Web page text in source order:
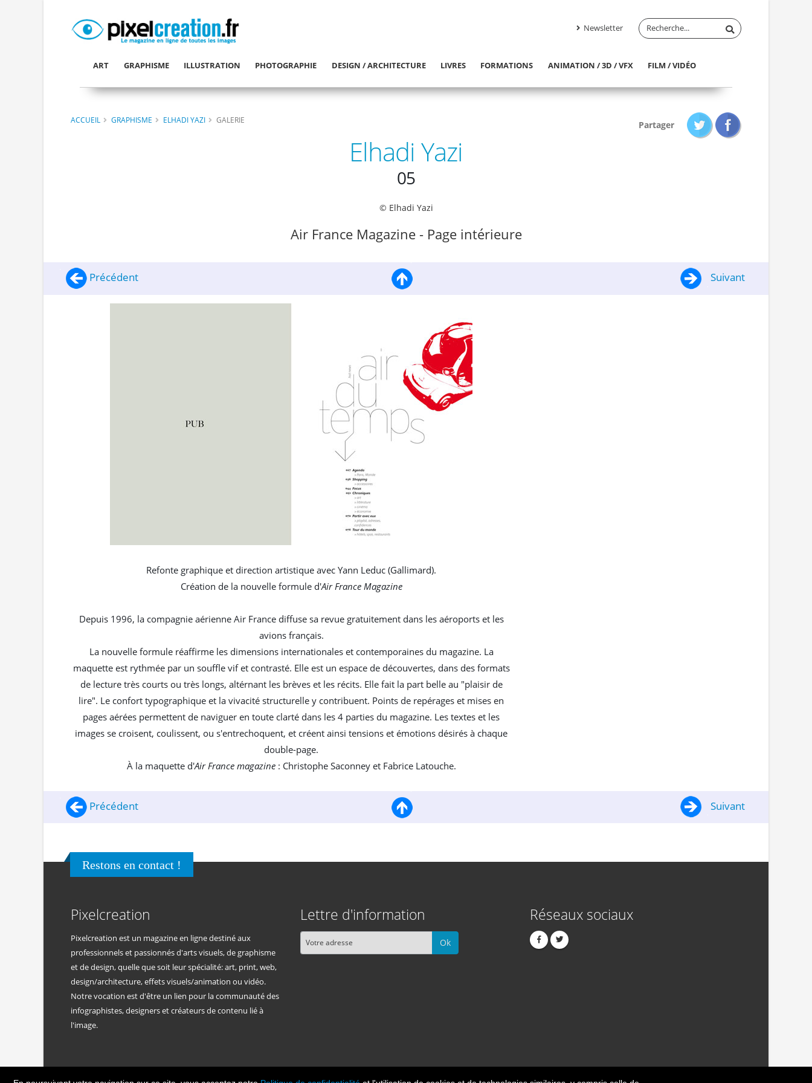
Newsletter
ART GRAPHISME ILLUSTRATION PHOTOGRAPHIE DESIGN / ARCHITECTURE LIVRES FORMATIONS ANIMATION / 3D / VFX FILM / VIDÉO
ACCUEIL GRAPHISME ELHADI YAZI GALERIE Partager
Elhadi Yazi
05
© Elhadi Yazi
Air France Magazine - Page intérieure
Précédent Suivant
Refonte graphique et direction artistique avec Yann Leduc (Gallimard).
Création de la nouvelle formule d'Air France Magazine
Depuis 1996, la compagnie aérienne Air France diffuse sa revue gratuitement dans les aéroports et les
avions français.
La nouvelle formule réaffirme les dimensions internationales et contemporaines du magazine. La
maquette est rythmée par un souffle vif et contrasté. Elle est un espace de découvertes, dans des formats
de lecture très courts ou très longs, altérnant les brèves et les récits. Elle fait la part belle au "plaisir de
lire". Le confort typographique et la vivacité structurelle y contribuent. Points de repérages et mises en
pages aérées permettent de naviguer en toute clarté dans les 4 parties du magazine. Les textes et les
images se croisent, coulissent, ou s'entrechoquent, et créent ainsi tensions et émotions désirés à chaque
double-page.
À la maquette d'Air France magazine: Christophe Saconney et Fabrice Latouche.
Précédent Suivant
Restons en contact !
Pixelcreation
Pixelcreation est un magazine en ligne destiné aux
professionnels et passionnés d'arts visuels, de graphisme
et de design, quelle que soit leur spécialité: art, print, web,
design/architecture, effets visuels/animation ou vidéo.
Notre vocation est d'être un lien pour la communauté des
infographistes, designers et créateurs de contenu lié à
l'image.
Lettre d'information
Ok
Réseaux sociaux